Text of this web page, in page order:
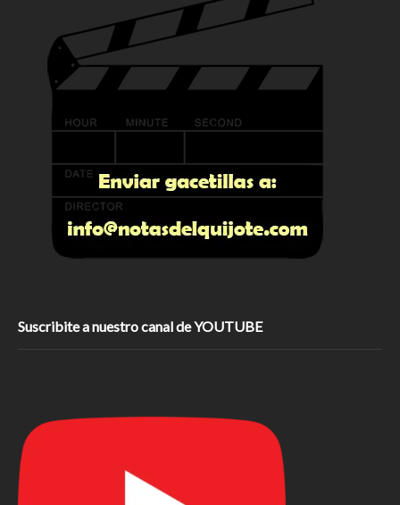
Suscribite a nuestro canal de YOUTUBE